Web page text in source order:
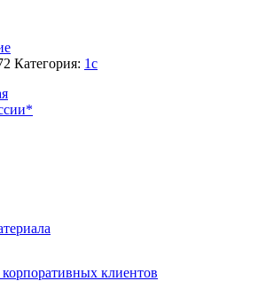
Категория: 1c
клиентов